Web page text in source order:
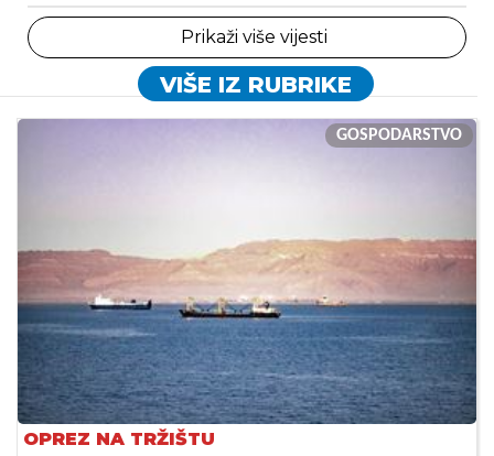
Prikaži više vijesti
VIŠE IZ RUBRIKE
GOSPODARSTVO
OPREZ NA TRŽIŠTU